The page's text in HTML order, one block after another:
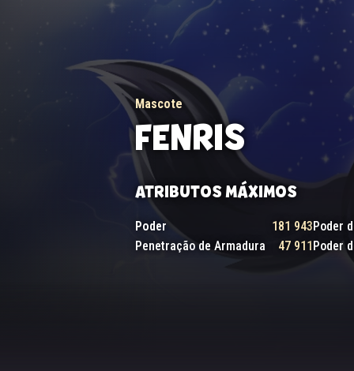
Mascote
FENRIS
ATRIBUTOS MÁXIMOS
Poder 181 943Poder
Penetração de Armadura
47 911Poder